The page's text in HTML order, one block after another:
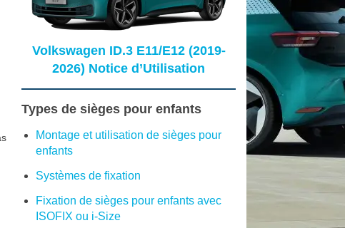
Volkswagen ID.3 E11/E12 (2019-
2026) Notice d’Utilisation
Types de sièges pour enfants
Montage et utilisation de sièges pour
enfants
Systèmes de fixation
Fixation de sièges pour enfants avec
ISOFIX ou i-Size